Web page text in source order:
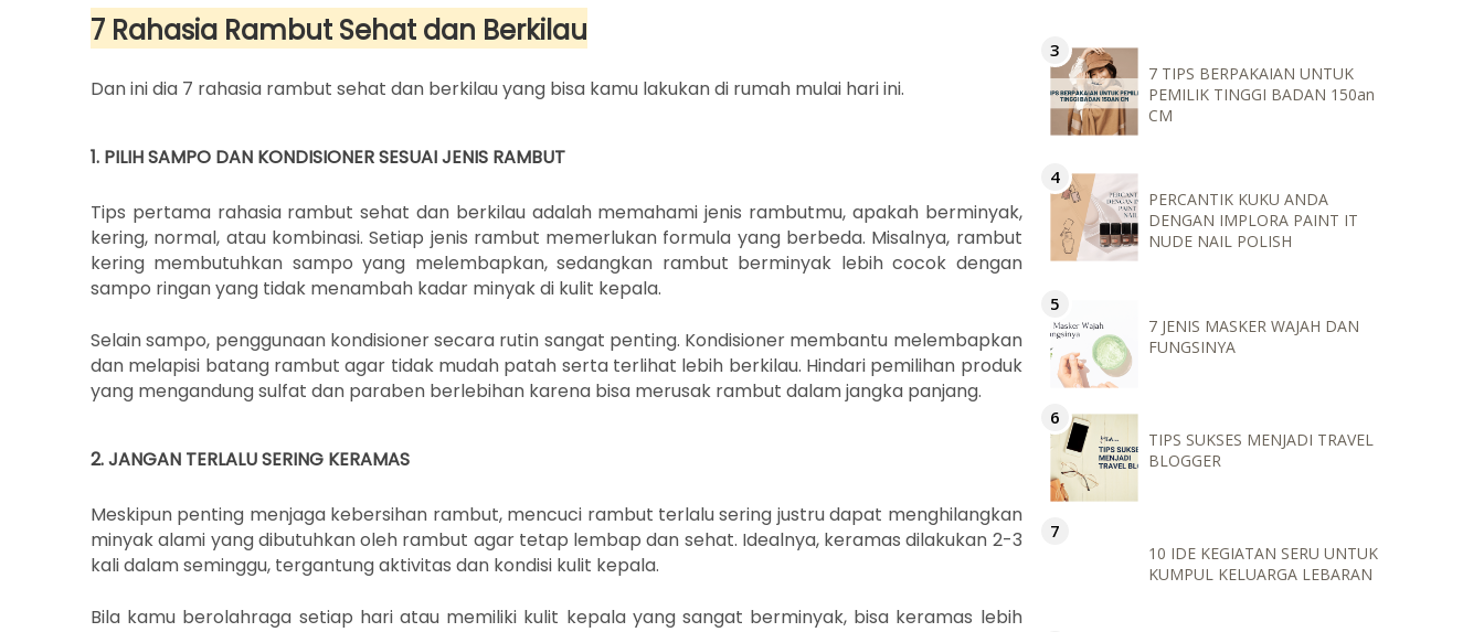
7 Rahasia Rambut Sehat dan Berkilau
Dan ini dia 7 rahasia rambut sehat dan berkilau yang bisa kamu lakukan di rumah mulai hari ini.
1. PILIH SAMPO DAN KONDISIONER SESUAI JENIS RAMBUT
Tips pertama rahasia rambut sehat dan berkilau adalah memahami jenis rambutmu, apakah berminyak,
kering, normal, atau kombinasi. Setiap jenis rambut memerlukan formula yang berbeda. Misalnya, rambut
kering membutuhkan sampo yang melembapkan, sedangkan rambut berminyak lebih cocok dengan
sampo ringan yang tidak menambah kadar minyak di kulit kepala.
Selain sampo, penggunaan kondisioner secara rutin sangat penting. Kondisioner membantu melembapkan
dan melapisi batang rambut agar tidak mudah patah serta terlihat lebih berkilau. Hindari pemilihan produk
yang mengandung sulfat dan paraben berlebihan karena bisa merusak rambut dalam jangka panjang.
2. JANGAN TERLALU SERING KERAMAS
Meskipun penting menjaga kebersihan rambut, mencuci rambut terlalu sering justru dapat menghilangkan
minyak alami yang dibutuhkan oleh rambut agar tetap lembap dan sehat. Idealnya, keramas dilakukan 2-3
kali dalam seminggu, tergantung aktivitas dan kondisi kulit kepala.
Bila kamu berolahraga setiap hari atau memiliki kulit kepala yang sangat berminyak, bisa keramas lebih
7 TIPS BERPAKAIAN UNTUK
PEMILIK TINGGI BADAN 150an
CM
PERCANTIK KUKU ANDA
DENGAN IMPLORA PAINT IT
NUDE NAIL POLISH
7 JENIS MASKER WAJAH DAN
FUNGSINYA
TIPS SUKSES MENJADI TRAVEL
BLOGGER
10 IDE KEGIATAN SERU UNTUK
KUMPUL KELUARGA LEBARAN